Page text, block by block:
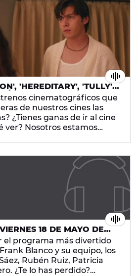
'HEREDITARY', 'TULLY',
ESTRENOS CON
cinematográficos que
de nuestros cines las
¿Tienes ganas de ir al cine
ver? Nosotros estamos
18 DE MAYO DE
el programa más divertido
Blanco y su equipo, los
Rubén Ruiz, Patricia
¿Te lo has perdido?